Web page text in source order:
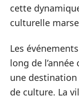
cette
culturelle
Les
long de
une
de culture. La